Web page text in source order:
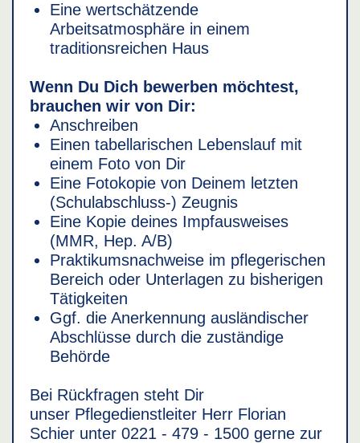
Eine wertschätzende
Arbeitsatmosphäre in einem
traditionsreichen Haus
Wenn Du Dich bewerben möchtest,
brauchen wir von Dir:
Anschreiben
Einen tabellarischen Lebenslauf mit
einem Foto von Dir
Eine Fotokopie von Deinem letzten
(Schulabschluss-) Zeugnis
Eine Kopie deines Impfausweises
(MMR, Hep. A/B)
Praktikumsnachweise im pflegerischen
Bereich oder Unterlagen zu bisherigen
Tätigkeiten
Ggf. die Anerkennung ausländischer
Abschlüsse durch die zuständige
Behörde
Bei Rückfragen steht Dir
unser Pflegedienstleiter Herr Florian
Schier unter 0221 - 479 - 1500 gerne zur